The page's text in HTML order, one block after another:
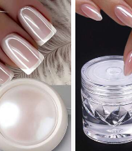
4,89 28K Suiveurs
4,89 28K Suiveurs
4,89 28K Suiveurs
4,89 28K Suiveurs